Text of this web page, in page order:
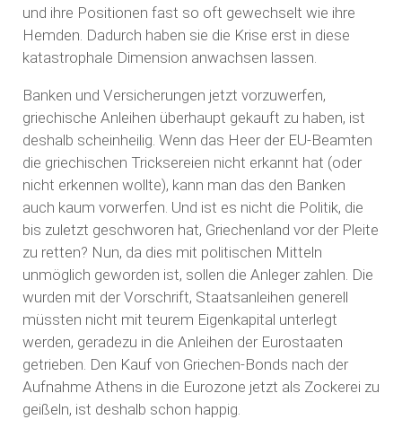
und ihre Positionen fast so oft gewechselt wie ihre
Hemden. Dadurch haben sie die Krise erst in diese
katastrophale Dimension anwachsen lassen.
Banken und Versicherungen jetzt vorzuwerfen,
griechische Anleihen überhaupt gekauft zu haben, ist
deshalb scheinheilig. Wenn das Heer der EU-Beamten
die griechischen Tricksereien nicht erkannt hat (oder
nicht erkennen wollte), kann man das den Banken
auch kaum vorwerfen. Und ist es nicht die Politik, die
bis zuletzt geschworen hat, Griechenland vor der Pleite
zu retten? Nun, da dies mit politischen Mitteln
unmöglich geworden ist, sollen die Anleger zahlen. Die
wurden mit der Vorschrift, Staatsanleihen generell
müssten nicht mit teurem Eigenkapital unterlegt
werden, geradezu in die Anleihen der Eurostaaten
getrieben. Den Kauf von Griechen-Bonds nach der
Aufnahme Athens in die Eurozone jetzt als Zockerei zu
geißeln, ist deshalb schon happig.